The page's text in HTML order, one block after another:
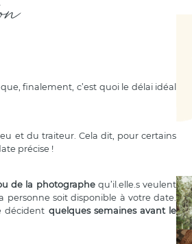
finalement, c’est quoi le délai idéal
et du traiteur. Cela dit, pour certains
précise !
de la photographequ’il.elle.s veulent
personne soit disponible à votre date.
décident quelques semaines avant le